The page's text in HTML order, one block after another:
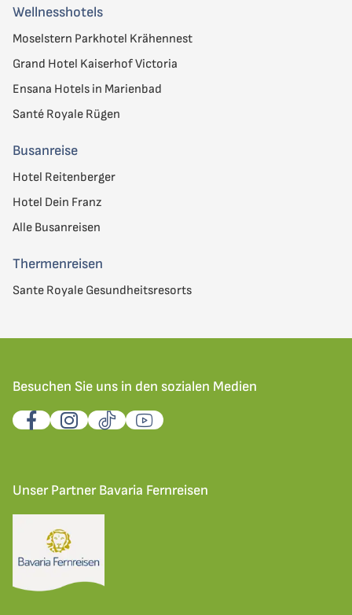
Wellnesshotels
Moselstern Parkhotel Krähennest
Grand Hotel Kaiserhof Victoria
Ensana Hotels in Marienbad
Santé Royale Rügen
Busanreise
Hotel Reitenberger
Hotel Dein Franz
Alle Busanreisen
Thermenreisen
Sante Royale Gesundheitsresorts
Besuchen Sie uns in den sozialen Medien
Unser Partner Bavaria Fernreisen